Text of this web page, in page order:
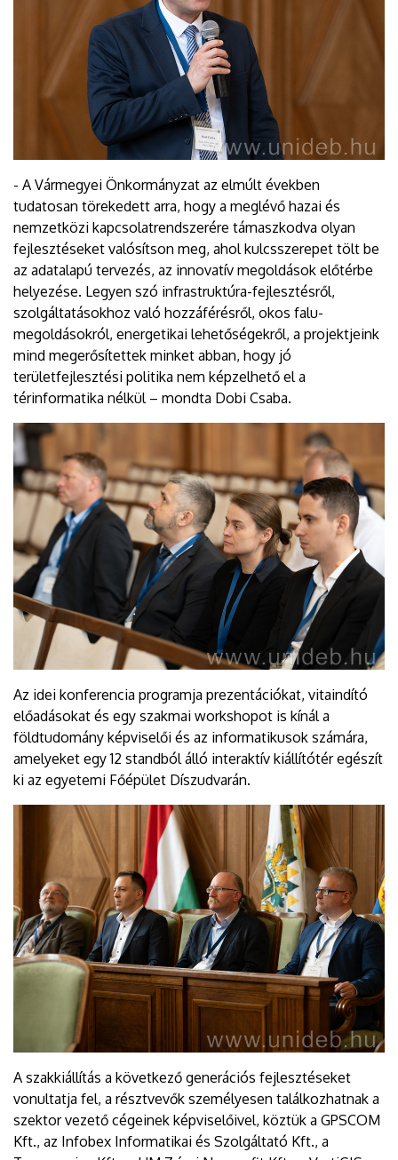
- A Vármegyei Önkormányzat az elmúlt években
tudatosan törekedett arra, hogy a meglévő hazai és
nemzetközi kapcsolatrendszerére támaszkodva olyan
fejlesztéseket valósítson meg, ahol kulcsszerepet tölt be
az adatalapú tervezés, az innovatív megoldások előtérbe
helyezése. Legyen szó infrastruktúra-fejlesztésről,
szolgáltatásokhoz való hozzáférésről, okos falu-
megoldásokról, energetikai lehetőségekről, a projektjeink
mind megerősítettek minket abban, hogy jó
területfejlesztési politika nem képzelhető el a
térinformatika nélkül – mondta Dobi Csaba.
Az idei konferencia programja prezentációkat, vitaindító
előadásokat és egy szakmai workshopot is kínál a
földtudomány képviselői és az informatikusok számára,
amelyeket egy 12 standból álló interaktív kiállítótér egészít
ki az egyetemi Főépület Díszudvarán.
A szakkiállítás a következő generációs fejlesztéseket
vonultatja fel, a résztvevők személyesen találkozhatnak a
szektor vezető cégeinek képviselőivel, köztük a GPSCOM
Kft., az Infobex Informatikai és Szolgáltató Kft., a